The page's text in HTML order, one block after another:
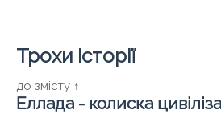
Трохи історії
до змісту ↑
Еллада - колиска